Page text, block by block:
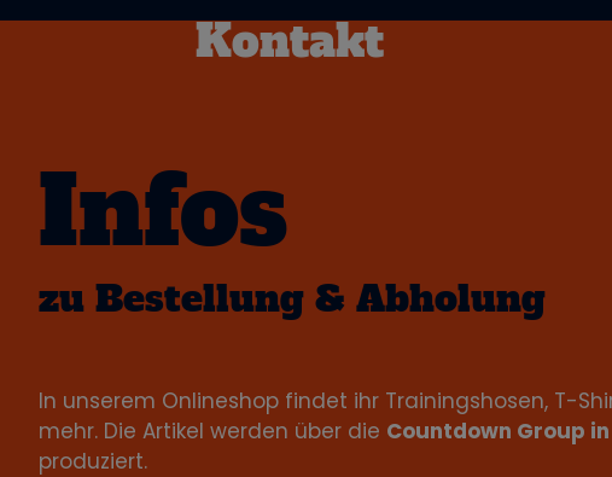
Kontakt
Infos
zu Bestellung & Abholung
In unserem Onlineshop findet ihr Trainingshosen, T-
mehr. Die Artikel werden über die Countdown Group
produziert.